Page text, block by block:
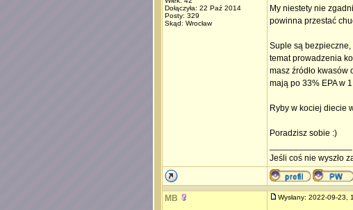
Dołączyła: 22 Paź 2014
Posty: 329
Skąd: Wrocław
My niestety nie
powinna przestać
Suple są
temat prowadzenia
masz źródło
mają po 33% EPA w
Ryby w kociej diecie
Poradzisz sobie :)
Jeśli coś nie wyszło
MB Wysłany: 2022-09-23,